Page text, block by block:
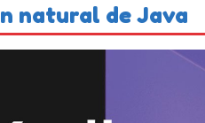
natural de Java